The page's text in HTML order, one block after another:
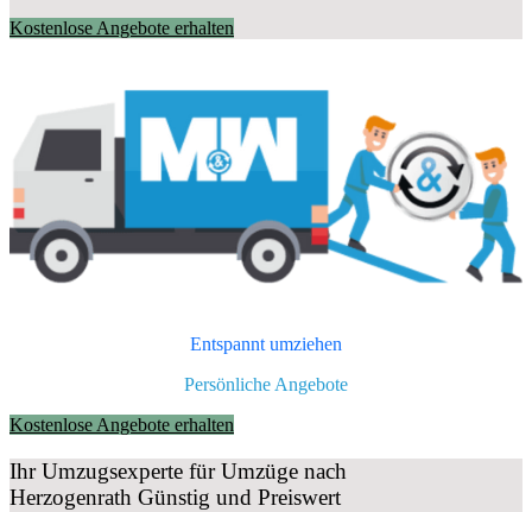
Kostenlose Angebote erhalten
Entspannt umziehen
Persönliche Angebote
Kostenlose Angebote erhalten
Ihr Umzugsexperte für Umzüge nach
Herzogenrath Günstig und Preiswert